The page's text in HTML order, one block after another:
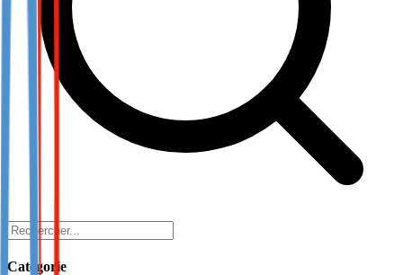
Catégorie